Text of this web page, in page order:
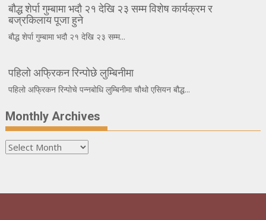
बौद्ध शेर्पा गुम्बामा भदौ २१ देखि २३ सम्म विशेष कार्यक्रम र
बज्रकिलाय पूजा हुने
बौद्ध शेर्पा गुम्बामा भदौ २१ देखि २३ सम्म...
पहिलो अफ्रिकन रिन्पोछे लुम्बिनीमा
पहिलो अफ्रिकन रिन्पोचे पन्नबोधि लुम्बिनीमा चौथो एसियन बौद्ध...
Monthly Archives
Monthly